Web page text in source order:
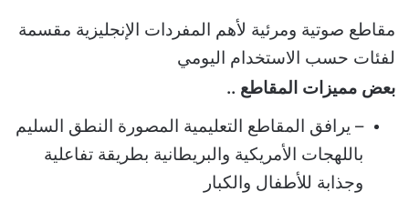
مقاطع صوتية ومرئية لأهم المفردات الإنجليزية مقسمة
لفئات حسب الاستخدام اليومي
بعض مميزات المقاطع ..
– يرافق المقاطع التعليمية المصورة النطق السليم
باللهجات الأمريكية والبريطانية بطريقة تفاعلية
وجذابة للأطفال والكبار